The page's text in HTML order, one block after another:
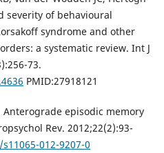
severity of behavioural
syndrome and other
a systematic review. Int J
73.
PMID:27918121
Anterograde episodic memory
Rev. 2012;22(2):93-
012-9207-0